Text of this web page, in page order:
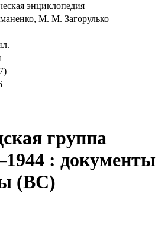
энциклопедия
М. М. Загорулько
группа
: документы
(ВС)